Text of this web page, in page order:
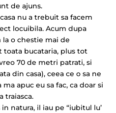
de ajuns.
nu a trebuit sa facem
locuibila. Acum dupa
o chestie mai de
toata bucataria, plus tot
70 de metri patrati, si
din casa), ceea ce o sa ne
ma apuc eu sa fac, ca doar si
traiasca.
natura, il iau pe “iubitul lu’